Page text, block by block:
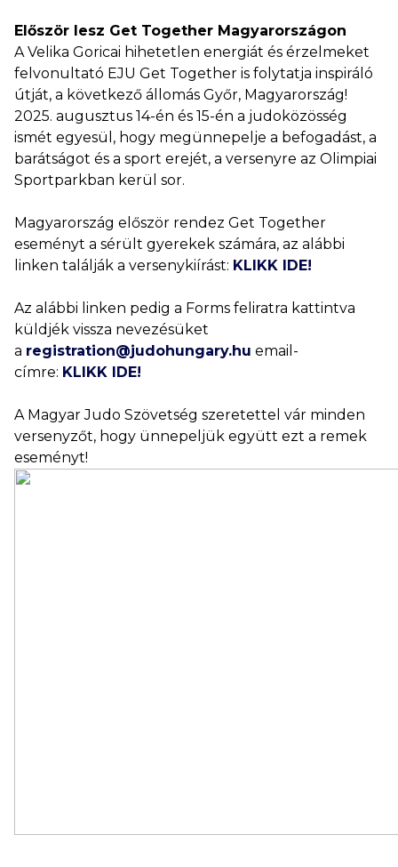
Először lesz Get Together Magyarországon
A Velika Goricai hihetetlen energiát és érzelmeket
felvonultató EJU Get Together is folytatja inspiráló
útját, a következő állomás Győr, Magyarország!
2025. augusztus 14-én és 15-én a judoközösség
ismét egyesül, hogy megünnepelje a befogadást, a
barátságot és a sport erejét, a versenyre az Olimpiai
Sportparkban kerül sor.
Magyarország először rendez Get Together
eseményt a sérült gyerekek számára, az alábbi
linken találják a versenykiírást: KLIKK IDE!
Az alábbi linken pedig a Forms feliratra kattintva
küldjék vissza nevezésüket
a registration@judohungary.hu email-
címre: KLIKK IDE!
A Magyar Judo Szövetség szeretettel vár minden
versenyzőt, hogy ünnepeljük együtt ezt a remek
eseményt!